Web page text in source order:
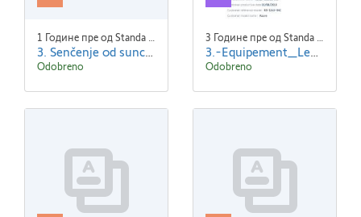
1 Године пре од Standa Blaha
3. Senčenje od sunca.zip
Odobreno
3 Године пре од Standa Blaha
3.-Equipement_Lena_VR_Detail-ENG.jpg
Odobreno